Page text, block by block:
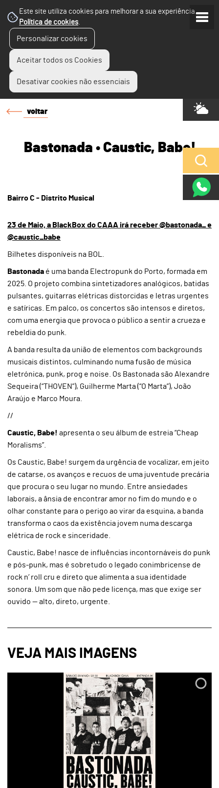
Este site utiliza cookies para melhorar a sua experiência.
Política de cookies.
Personalizar cookies
Aceitar todos os Cookies
Desativar cookies não essenciais
voltar
Bastonada • Caustic, Babe!
Bairro C - Distrito Musical
23 de Maio, a BlackBox do CAAA irá receber @bastonada_ e
@caustic_babe
Bilhetes disponíveis na BOL.
Bastonada é uma banda Electropunk do Porto, formada em
2025. O projeto combina sintetizadores analógicos, batidas
pulsantes, guitarras elétricas distorcidas e letras urgentes
e satíricas. Em palco, os concertos são intensos e diretos,
com uma energia que provoca o público a sentir a crueza e
rebeldia do punk.
A banda resulta da união de elementos com backgrounds
musicais distintos, culminando numa fusão de música
eletrónica, punk, prog e noise. Os Bastonada são Alexandre
Sequeira (“THOVEN”), Guilherme Marta (“O Marta”), João
Araújo e Marco Moura.
//
Caustic, Babe! apresenta o seu álbum de estreia “Cheap
Moralisms”.
Os Caustic, Babe! surgem da urgência de vocalizar, em jeito
de catarse, os avanços e recuos de uma juventude precária
que procura o seu lugar no mundo. Entre ansiedades
laborais, a ânsia de encontrar amor no fim do mundo e o
olhar constante para o perigo ao virar da esquina, a banda
transforma o caos da existência jovem numa descarga
elétrica de rock e sinceridade.
Caustic, Babe! nasce de influências incontornáveis do punk
e pós-punk, mas é sobretudo o legado conimbricense de
rock n’ roll cru e direto que alimenta a sua identidade
sonora. Um som que não pede licença, mas que exige ser
ouvido — alto, direto, urgente.